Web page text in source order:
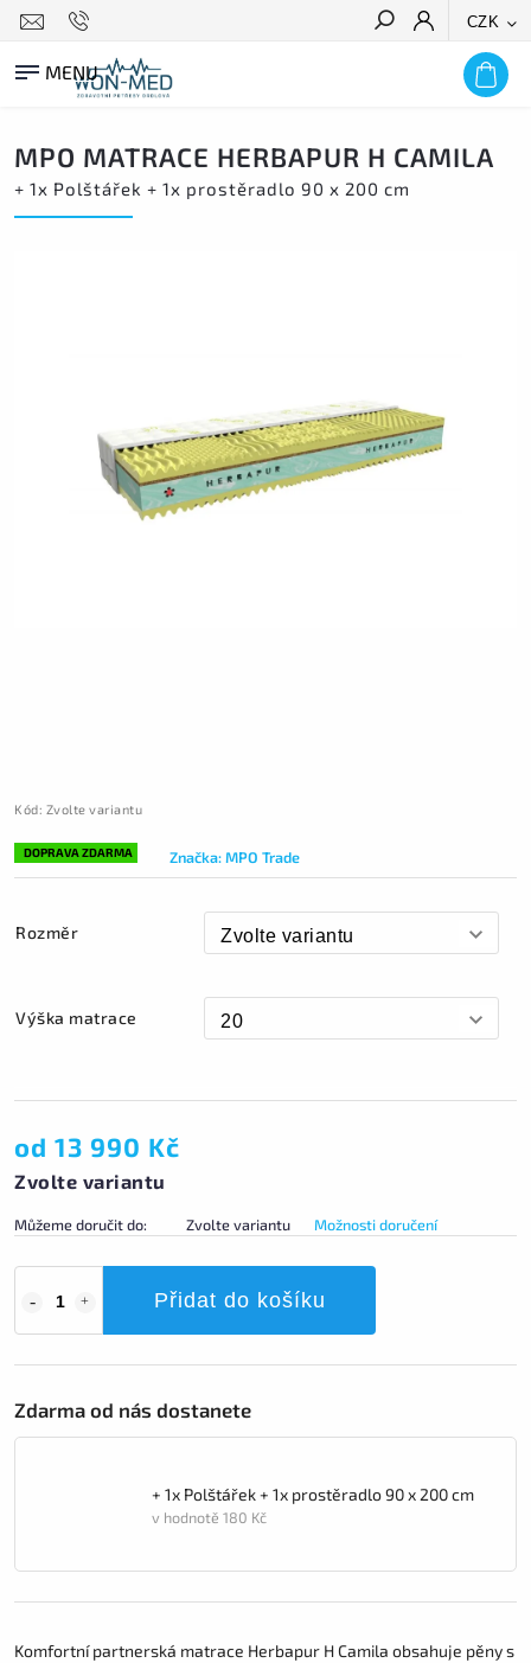
CZK
HLEDAT
MPO MATRACE HERBAPUR H CAMILA
+ 1x Polštářek + 1x prostěradlo 90 x 200 cm
Kód: Zvolte variantu
DOPRAVA ZDARMA Značka:MPO Trade
Rozměr
Výška matrace
od 13 990 Kč
Zvolte variantu
Můžeme doručit do: Zvolte variantu Možnosti doručení
Přidat do košíku
Zdarma od nás dostanete
+ 1x Polštářek + 1x prostěradlo 90 x 200 cm
v hodnotě 180 Kč
Komfortní partnerská matrace Herbapur H Camila obsahuje pěny s